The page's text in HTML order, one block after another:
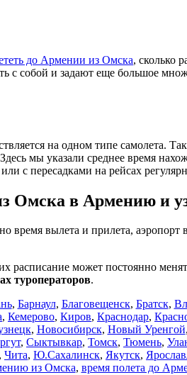
до Армении из Омска, сколько
с собой и задают еще большое
на одном типе самолета.
мы указали среднее время
с пересадками на рейсах
в Армению и
время вылета и прилета,
расписание может постоянно
туроператоров.
, Барнаул, Благовещенск, Братск,
, Кемерово, Киров, Краснодар,
, Новосибирск, Новый Уренгой,
, Сыктывкар, Томск, Тюмень,
, Чита, Ю.Сахалинск, Якутск,
из Омска, время полета до